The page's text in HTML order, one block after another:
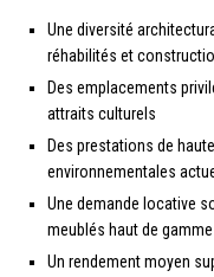
Une diversité
réhabilités et
Des emplacements
attraits culturels
Des prestations de
environnementales
Une demande locative
meublés haut de gamme
Un rendement moyen